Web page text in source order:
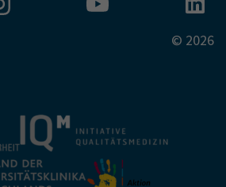
© 2026